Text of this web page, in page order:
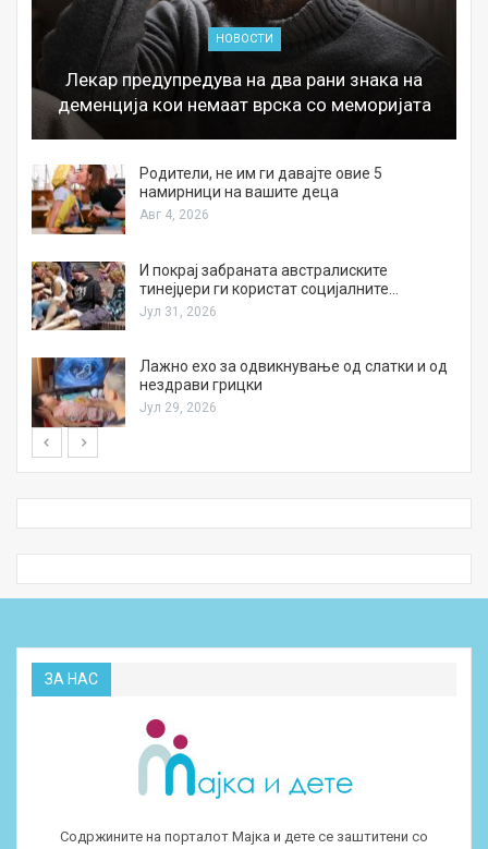
НОВОСТИ
Лекар предупредува на два рани знака на
деменција кои немаат врска со меморијата
Родители, не им ги давајте овие 5
намирници на вашите деца
Авг 4, 2026
И покрај забраната австралиските
тинејџери ги користат социјалните…
Јул 31, 2026
Лажно ехо за одвикнување од слатки и од
нездрави грицки
Јул 29, 2026
ЗА НАС
Содржините на порталот Мајка и дете се заштитени со